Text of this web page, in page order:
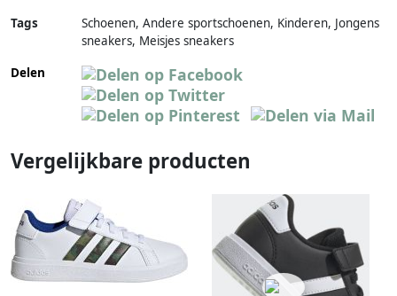
Tags
Schoenen, Andere sportschoenen, Kinderen, Jongens
sneakers, Meisjes sneakers
Delen
Vergelijkbare producten